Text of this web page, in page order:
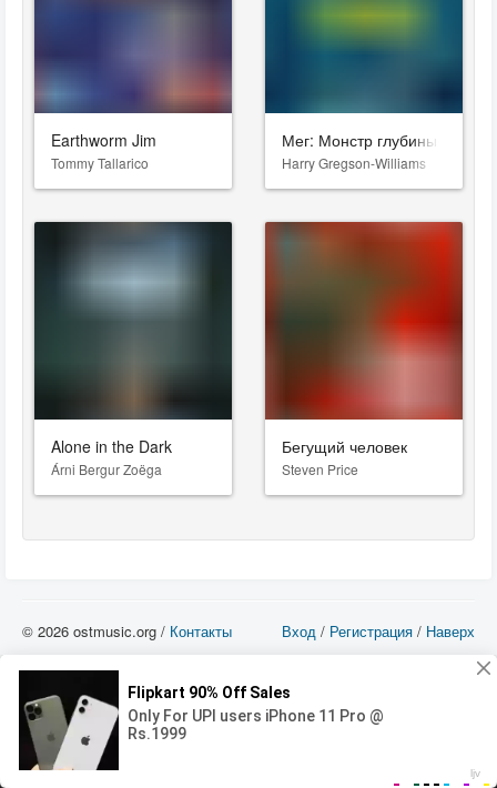
00:00
Earthworm Jim
Tommy Tallarico
Мег: Монстр глубины
Harry Gregson-Williams
Alone in the Dark
Árni Bergur Zoëga
Бегущий человек
Steven Price
Вход / Регистрация / Наверх
© 2026 ostmusic.org / Контакты
можете использовать такие материалы только в том в случае, если
использование производится с ознакомительными целями - для прочих целей
вы должны приобрести лицензионную запись.